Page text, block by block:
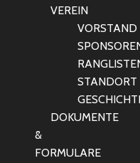
VEREIN
VORSTAND
STANDORT
DOKUMENTE
&
FORMULARE